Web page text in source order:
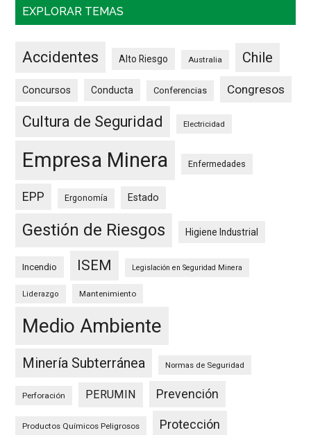
EXPLORAR TEMAS
Accidentes Alto Riesgo Australia Chile
Concursos Conducta Conferencias Congresos
Cultura de Seguridad Electricidad
Empresa Minera Enfermedades
EPP Ergonomía Estado
Gestión de Riesgos Higiene Industrial
Incendio ISEM Legislación en Seguridad Minera
Liderazgo Mantenimiento
Medio Ambiente
Minería Subterránea Normas de Seguridad
Perforación PERUMIN Prevención
Productos Químicos Peligrosos Protección